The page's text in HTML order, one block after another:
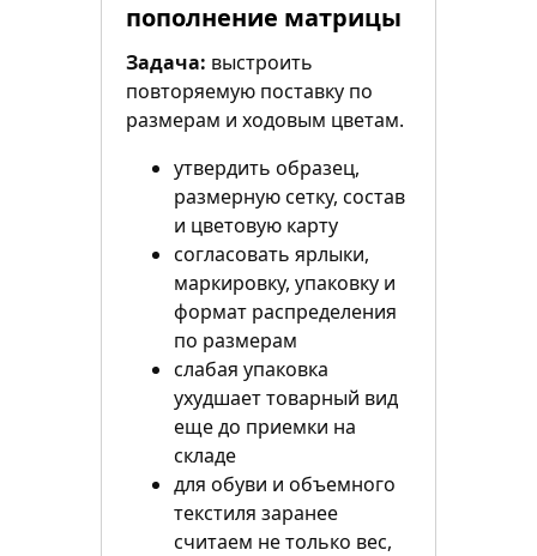
пополнение матрицы
Задача: выстроить
повторяемую поставку по
размерам и ходовым цветам.
утвердить образец,
размерную сетку, состав
и цветовую карту
согласовать ярлыки,
маркировку, упаковку и
формат распределения
по размерам
слабая упаковка
ухудшает товарный вид
еще до приемки на
складе
для обуви и объемного
текстиля заранее
считаем не только вес,